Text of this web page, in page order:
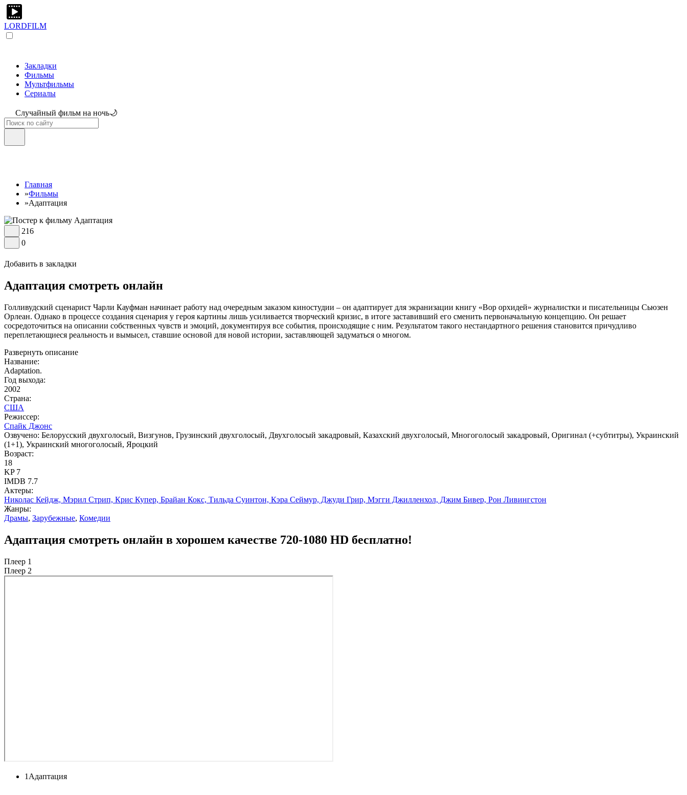
LORDFILM
Закладки
Фильмы
Мультфильмы
Сериалы
Случайный фильм на ночь🌙
Главная
»Фильмы
»Адаптация
216
0
Добавить в закладки
Адаптация смотреть онлайн
Голливудский сценарист Чарли Кауфман начинает работу над очередным заказом киностудии – он адаптирует для экранизации книгу «Вор орхидей» журналистки и писательницы Сьюзен
Орлеан. Однако в процессе создания сценария у героя картины лишь усиливается творческий кризис, в итоге заставивший его сменить первоначальную концепцию. Он решает
сосредоточиться на описании собственных чувств и эмоций, документируя все события, происходящие с ним. Результатом такого нестандартного решения становится причудливо
переплетающиеся реальность и вымысел, ставшие основой для новой истории, заставляющей задуматься о многом.
Развернуть описание
Название:
Adaptation.
Год выхода:
2002
Страна:
США
Режиссер:
Спайк Джонс
Озвучено: Белорусский двухголосый, Визгунов, Грузинский двухголосый, Двухголосый закадровый, Казахский двухголосый, Многоголосый закадровый, Оригинал (+субтитры), Украинский
(1+1), Украинский многоголосый, Яроцкий
Возраст:
18
KP7
IMDB 7.7
Актеры:
Николас Кейдж, Мэрил Стрип, Крис Купер, Брайан Кокс, Тильда Суинтон, Кэра Сеймур, Джуди Грир, Мэгги Джилленхол, Джим Бивер, Рон Ливингстон
Жанры:
Драмы, Зарубежные, Комедии
Адаптация смотреть онлайн в хорошем качестве 720-1080 HD бесплатно!
Плеер 1
Плеер 2
1 Адаптация